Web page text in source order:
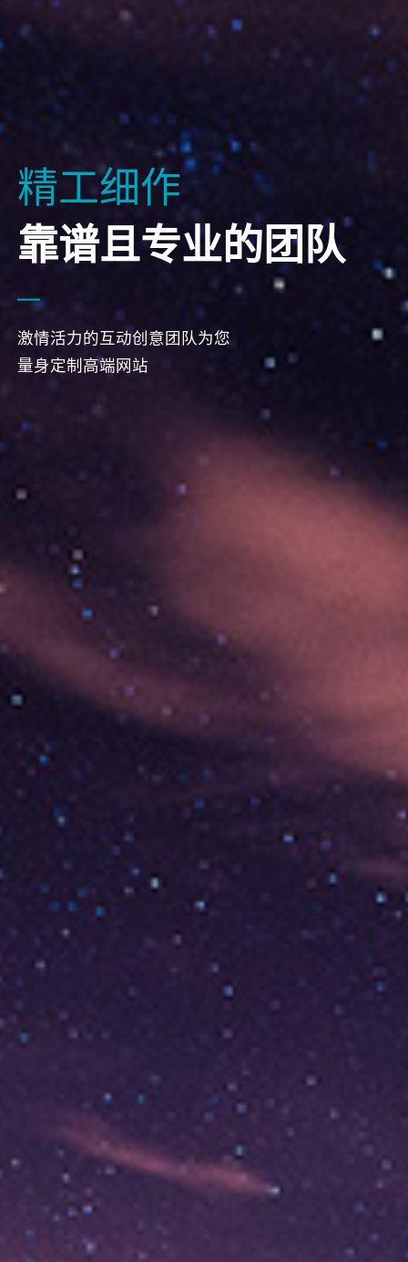
精工细作
靠谱且专业的团队
激情活力的互动创意团队为您
量身定制高端网站